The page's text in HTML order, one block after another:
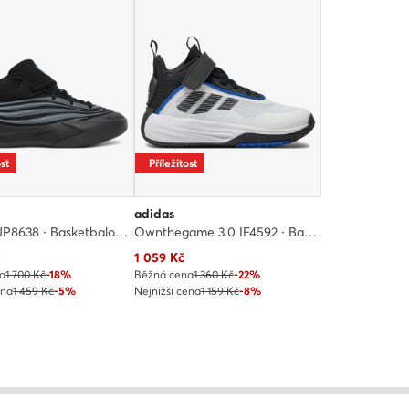
Dame X JP8638 · Basketbalové boty
1 700 Kč-18%
1 459 Kč-5%
Příležitost
adidas
Ownthegame 3.0 IF4592 · Basketbalové boty
Aktuální cena
1 059Kč
Běžná cena1 360 Kč-22%
Nejnižší cena1 159 Kč-8%